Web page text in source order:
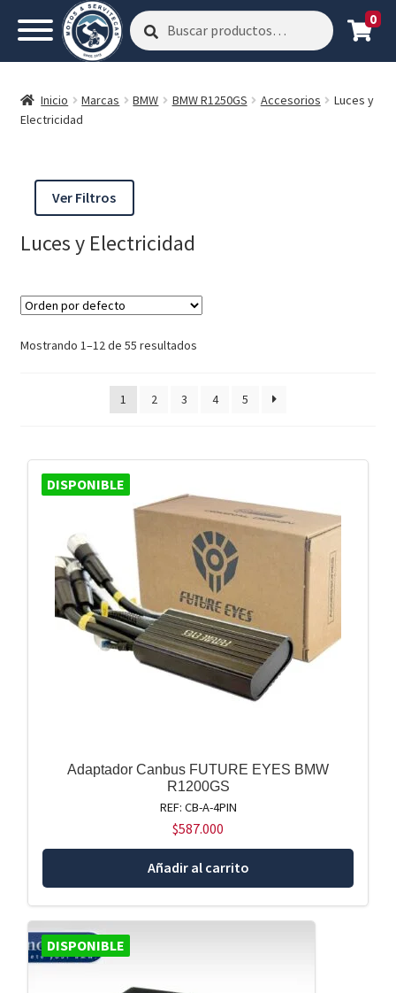
Buscar
por:
Buscar 0
Inicio Marcas BMW BMW R1250GS Accesorios
Luces y
Electricidad
Ver Filtros
Luces y Electricidad
Mostrando 1–12 de 55 resultados
1 2 3 4 5
DISPONIBLE
Adaptador Canbus FUTURE EYES BMW
R1200GS
REF: CB-A-4PIN
$587.000
Añadir al carrito
DISPONIBLE